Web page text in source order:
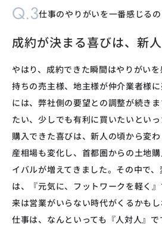
Q.3仕事のやりがいを一番感じる
成約が決まる喜びは、新
やはり、成約できた瞬間はやりがい
持ちの売主様、地主様が仲介業者様
には、弊社側の要望との調整が続き
たい、少しでも有利に買いたいとい
購入できた喜びは、新人の頃から変
産相場も変化し、首都圏からの土地
イバルが増えてきました。その中で
は、『元気に、フットワークを軽く
来は営業がいらない時代がくるかも
仕事は、なんといっても『人対人』